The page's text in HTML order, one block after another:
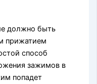
должно быть
прижатием
способ
зажимов в
попадет